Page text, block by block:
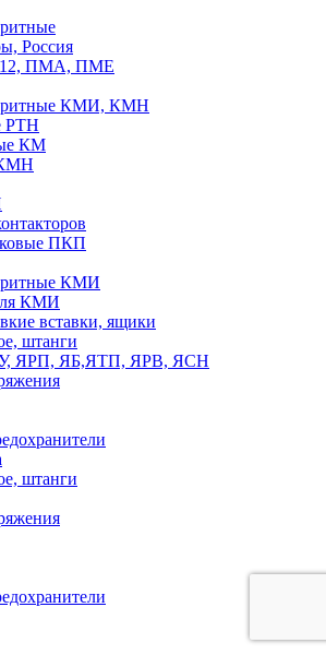
Россия
ПМА, ПМЕ
КМИ, КМН
РТН
КМ
КМН
ПКП
КМИ
КМИ
вставки, ящики
штанги
ЯРП, ЯБ,ЯТП, ЯРВ, ЯСН
штанги